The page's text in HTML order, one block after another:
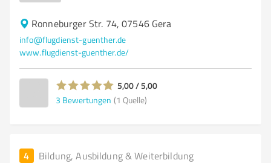
Ronneburger Str. 74, 07546 Gera
info@flugdienst-guenther.de
www.flugdienst-guenther.de/
5,00 / 5,00
3 Bewertungen (1 Quelle)
4 Bildung, Ausbildung & Weiterbildung